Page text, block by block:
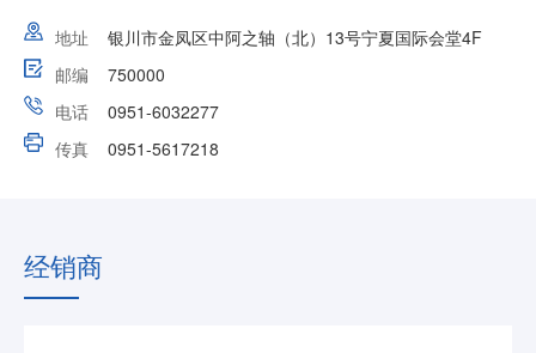
地址
银川市金凤区中阿之轴（北）13号宁夏国际会堂4F
邮编
750000
电话
0951-6032277
传真
0951-5617218
经销商